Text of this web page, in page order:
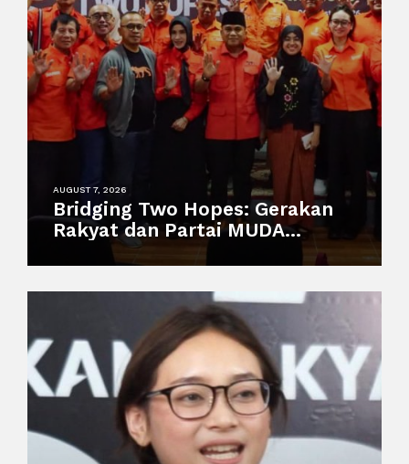
AUGUST 7, 2026
Bridging Two Hopes: Gerakan
Rakyat dan Partai MUDA
Malaysia Satukan Visi Politik
Anak Muda